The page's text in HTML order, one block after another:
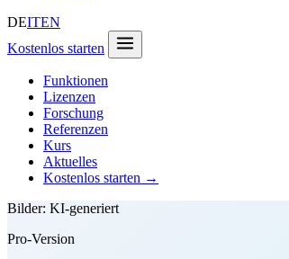
DEITEN
Kostenlos starten
Funktionen
Lizenzen
Forschung
Referenzen
Kurs
Aktuelles
Kostenlos starten →
Bilder: KI-generiert
Pro-Version